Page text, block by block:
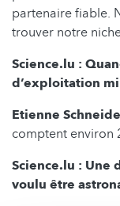
partenaire fiable.
trouver notre
Science.lu :
d’exploitation
Etienne
comptent environ
Science.lu : Une
voulu être